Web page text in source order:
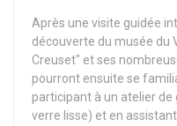
Après une visite guidée
découverte du musée du
Creuset" et ses
pourront ensuite se
participant à un atelier
verre lisse) et en